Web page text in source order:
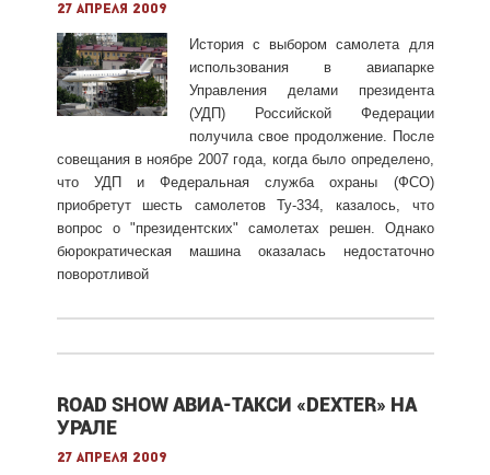
27 апреля 2009
История с выбором самолета для
использования в авиапарке
Управления делами президента
(УДП) Российской Федерации
получила свое продолжение. После
совещания в ноябре 2007 года, когда было определено,
что УДП и Федеральная служба охраны (ФСО)
приобретут шесть самолетов Ту-334, казалось, что
вопрос о "президентских" самолетах решен. Однако
бюрократическая машина оказалась недостаточно
поворотливой
ROAD SHOW АВИА-ТАКСИ «DEXTER» НА
УРАЛЕ
27 апреля 2009